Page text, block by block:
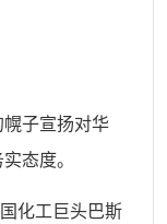
幌子宣扬对华
态度。
化工巨头巴斯